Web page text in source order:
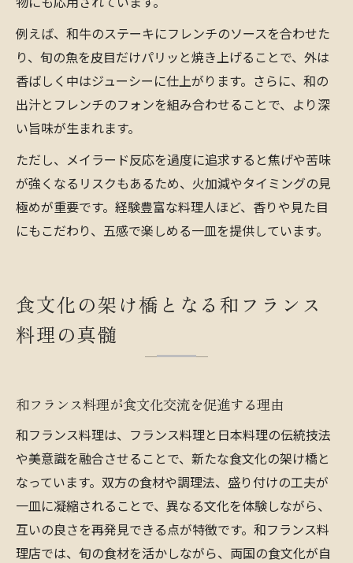
例えば、和牛のステーキにフレンチのソースを合わせた
り、旬の魚を皮目だけパリッと焼き上げることで、外は
香ばしく中はジューシーに仕上がります。さらに、和の
出汁とフレンチのフォンを組み合わせることで、より深
い旨味が生まれます。
ただし、メイラード反応を過度に追求すると焦げや苦味
が強くなるリスクもあるため、火加減やタイミングの見
極めが重要です。経験豊富な料理人ほど、香りや見た目
にもこだわり、五感で楽しめる一皿を提供しています。
食文化の架け橋となる和フランス
料理の真髄
和フランス料理が食文化交流を促進する理由
和フランス料理は、フランス料理と日本料理の伝統技法
や美意識を融合させることで、新たな食文化の架け橋と
なっています。双方の食材や調理法、盛り付けの工夫が
一皿に凝縮されることで、異なる文化を体験しながら、
互いの良さを再発見できる点が特徴です。和フランス料
理店では、旬の食材を活かしながら、両国の食文化が自